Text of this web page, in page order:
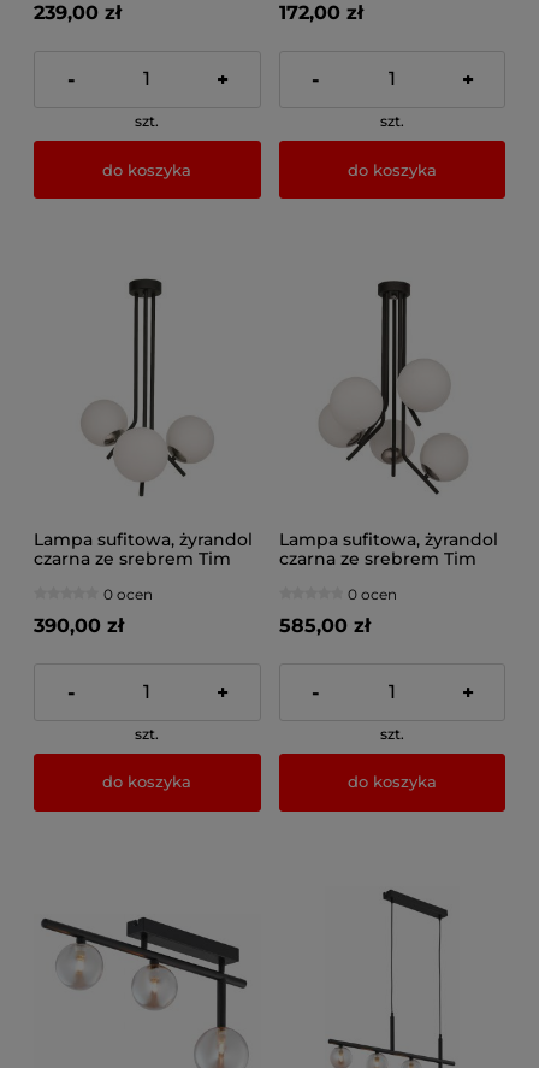
239,00 zł
- +
szt.
do koszyka
172,00 zł
- +
szt.
do koszyka
Lampa sufitowa, żyrandol
czarna ze srebrem Tim
0 ocen
390,00 zł
- +
szt.
do koszyka
Lampa sufitowa, żyrandol
czarna ze srebrem Tim
0 ocen
585,00 zł
- +
szt.
do koszyka